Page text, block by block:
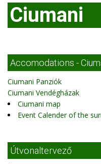
Romana
Ciumani
Accomodations -
Ciumani Panziók
Ciumani Vendégházak
Ciumani map
Event Calender of the
Útvonaltervező